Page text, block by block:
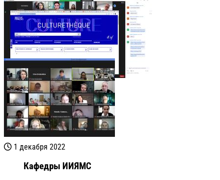
1 декабря 2022
Кафедры ИИЯМС